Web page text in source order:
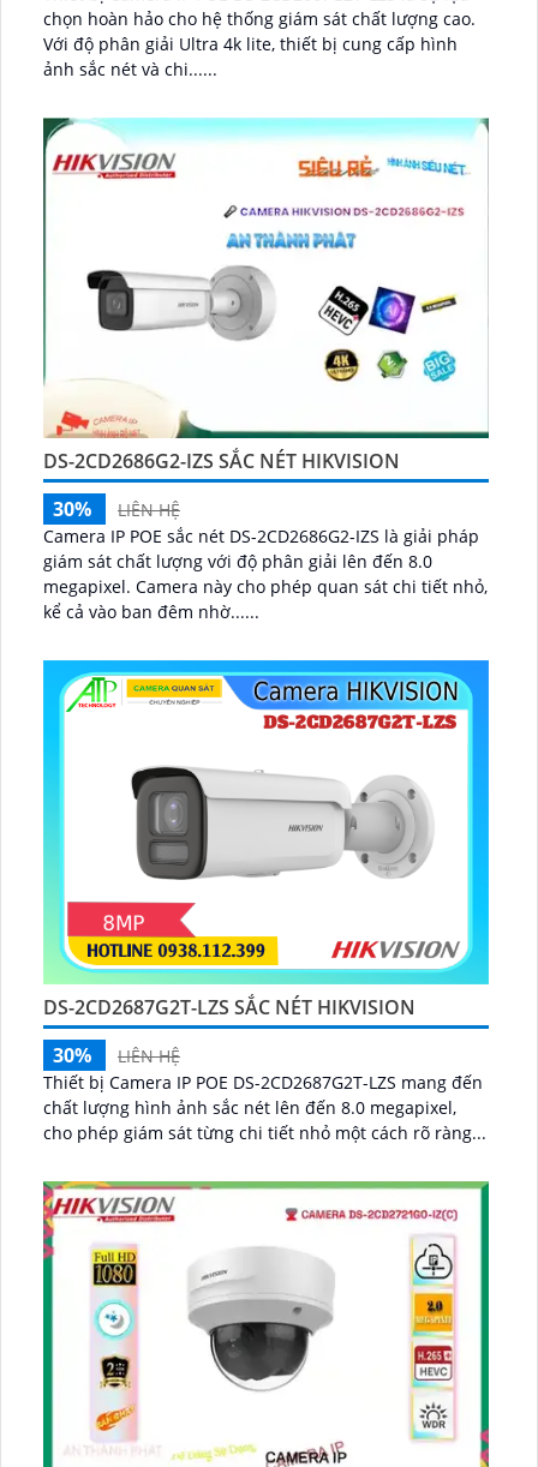
chọn hoàn hảo cho hệ thống giám sát chất lượng cao.
Với độ phân giải Ultra 4k lite, thiết bị cung cấp hình
ảnh sắc nét và chi......
DS-2CD2686G2-IZS SẮC NÉT HIKVISION
30%
LIÊN HỆ
Camera IP POE sắc nét DS-2CD2686G2-IZS là giải pháp
giám sát chất lượng với độ phân giải lên đến 8.0
megapixel. Camera này cho phép quan sát chi tiết nhỏ,
kể cả vào ban đêm nhờ......
DS-2CD2687G2T-LZS SẮC NÉT HIKVISION
30%
LIÊN HỆ
Thiết bị Camera IP POE DS-2CD2687G2T-LZS mang đến
chất lượng hình ảnh sắc nét lên đến 8.0 megapixel,
cho phép giám sát từng chi tiết nhỏ một cách rõ ràng...